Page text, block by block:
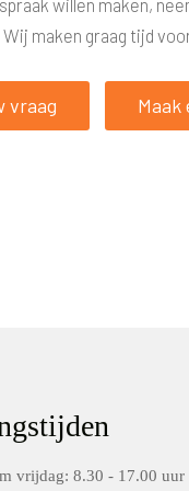
willen maken,
Wij maken graag tijd
vraag Maak
vrijdag: 8.30 - 17.00 uur